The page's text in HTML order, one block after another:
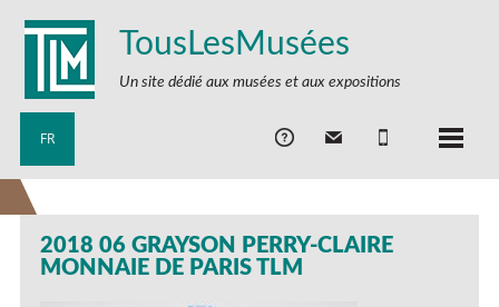
TousLesMusées
Un site dédié aux musées et aux expositions
FR
2018 06 GRAYSON PERRY-CLAIRE
MONNAIE DE PARIS TLM